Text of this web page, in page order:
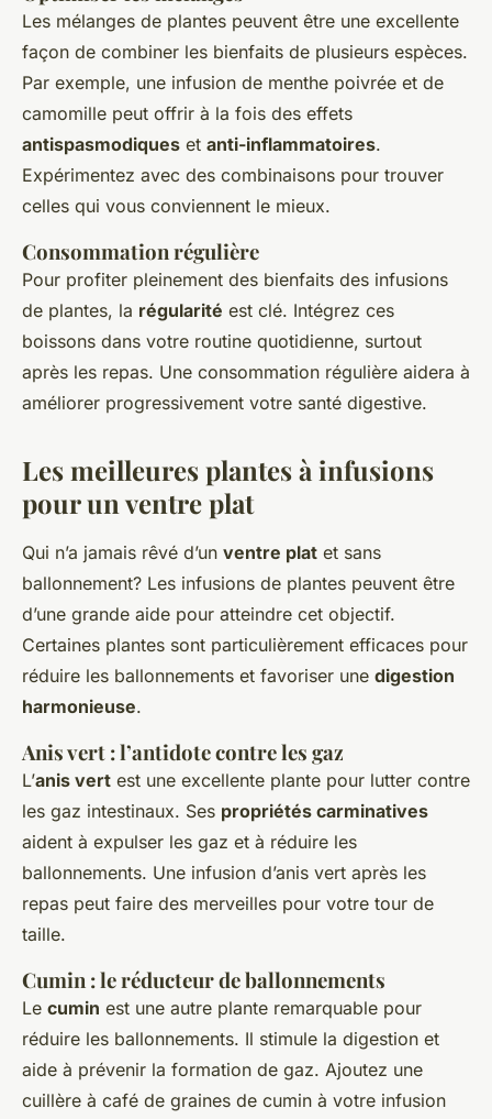
Les mélanges de plantes peuvent être une excellente
façon de combiner les bienfaits de plusieurs espèces.
Par exemple, une infusion de menthe poivrée et de
camomille peut offrir à la fois des effets
antispasmodiques et anti-inflammatoires.
Expérimentez avec des combinaisons pour trouver
celles qui vous conviennent le mieux.
Consommation régulière
Pour profiter pleinement des bienfaits des infusions
de plantes, la régularité est clé. Intégrez ces
boissons dans votre routine quotidienne, surtout
après les repas. Une consommation régulière aidera à
améliorer progressivement votre santé digestive.
Les meilleures plantes à infusions
pour un ventre plat
Qui n’a jamais rêvé d’un ventre plat et sans
ballonnement? Les infusions de plantes peuvent être
d’une grande aide pour atteindre cet objectif.
Certaines plantes sont particulièrement efficaces pour
réduire les ballonnements et favoriser une digestion
harmonieuse.
Anis vert : l’antidote contre les gaz
L’anis vert est une excellente plante pour lutter contre
les gaz intestinaux. Ses propriétés carminatives
aident à expulser les gaz et à réduire les
ballonnements. Une infusion d’anis vert après les
repas peut faire des merveilles pour votre tour de
taille.
Cumin : le réducteur de ballonnements
Le cumin est une autre plante remarquable pour
réduire les ballonnements. Il stimule la digestion et
aide à prévenir la formation de gaz. Ajoutez une
cuillère à café de graines de cumin à votre infusion